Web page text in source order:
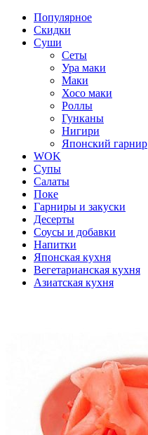
Популярное
Скидки
Суши
Сеты
Ура маки
Маки
Хосо маки
Роллы
Гунканы
Нигири
Японский гарнир
WOK
Супы
Салаты
Поке
Гарниры и закуски
Десерты
Соусы и добавки
Напитки
Японская кухня
Вегетарианская кухня
Азиатская кухня